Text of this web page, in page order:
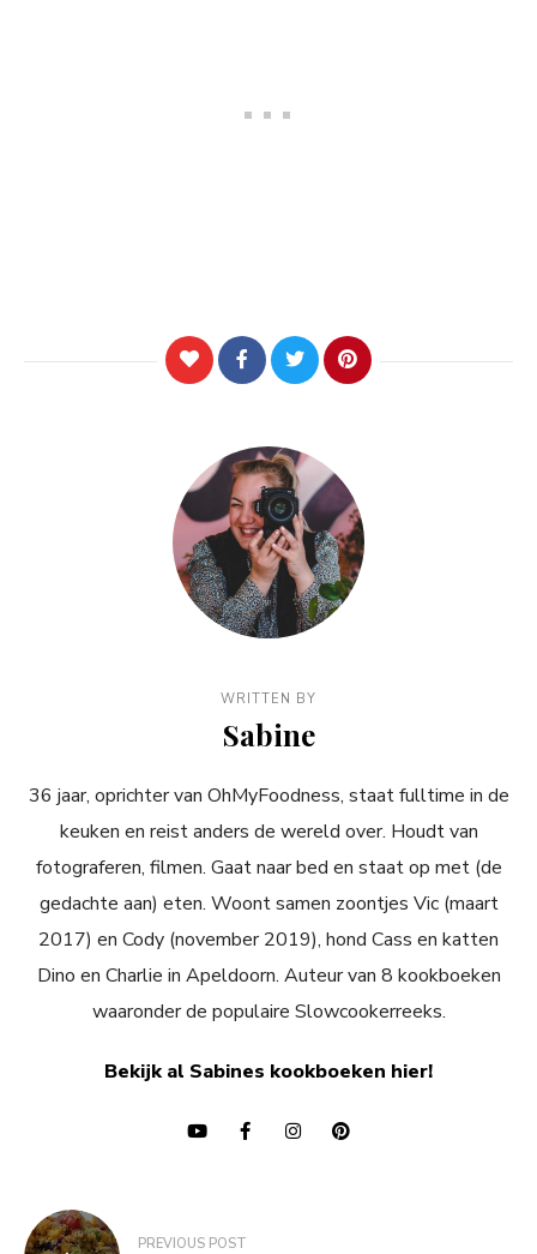
WRITTEN BY
Sabine
36 jaar, oprichter van OhMyFoodness, staat fulltime in de
keuken en reist anders de wereld over. Houdt van
fotograferen, filmen. Gaat naar bed en staat op met (de
gedachte aan) eten. Woont samen zoontjes Vic (maart
2017) en Cody (november 2019), hond Cass en katten
Dino en Charlie in Apeldoorn. Auteur van 8 kookboeken
waaronder de populaire Slowcookerreeks.
Bekijk al Sabines kookboeken hier!
Bericht
PREVIOUS POST